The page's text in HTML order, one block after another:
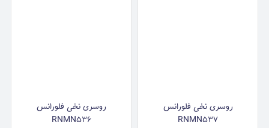
روسری نخی فلورانس
RNMN537
روسری نخی فلورانس
RNMN536